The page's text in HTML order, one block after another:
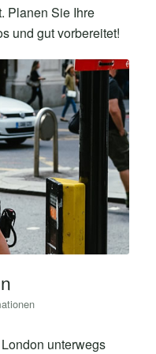
Planen Sie Ihre
und gut vorbereitet!
unterwegs